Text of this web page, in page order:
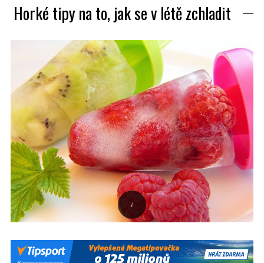
Horké tipy na to, jak se v létě zchladit